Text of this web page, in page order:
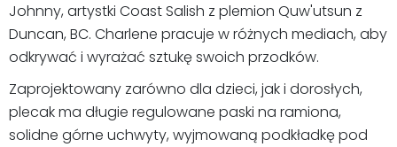
Johnny, artystki Coast Salish z plemion Quw'utsun z
Duncan, BC. Charlene pracuje w różnych mediach, aby
odkrywać i wyrażać sztukę swoich przodków.
Zaprojektowany zarówno dla dzieci, jak i dorosłych,
plecak ma długie regulowane paski na ramiona,
solidne górne uchwyty, wyjmowaną podkładkę pod